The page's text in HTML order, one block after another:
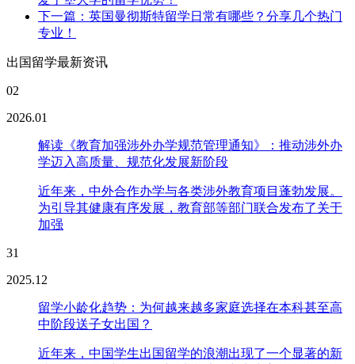
下一篇：英国曼彻斯特留学日常有哪些？分享几个热门
专业！
出国留学最新资讯
02
2026.01
解读《教育加强涉外办学规范管理通知》：推动涉外办
学迈入高质量、规范化发展新阶段
近年来，中外合作办学与各类涉外教育项目蓬勃发展。
为引导其健康有序发展，教育部等部门联合发布了关于
加强
31
2025.12
留学小龄化趋势：为何越来越多家庭选择在本科甚至高
中阶段送子女出国？
近年来，中国学生出国留学的浪潮出现了一个显著的新